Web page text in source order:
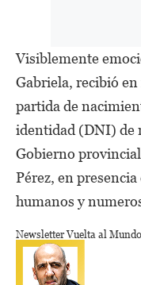
Visiblemente
Gabriela, recibió
partida de
identidad (DNI) de
Gobierno
Pérez, en
humanos y
Newsletter Vuelta al Mundo